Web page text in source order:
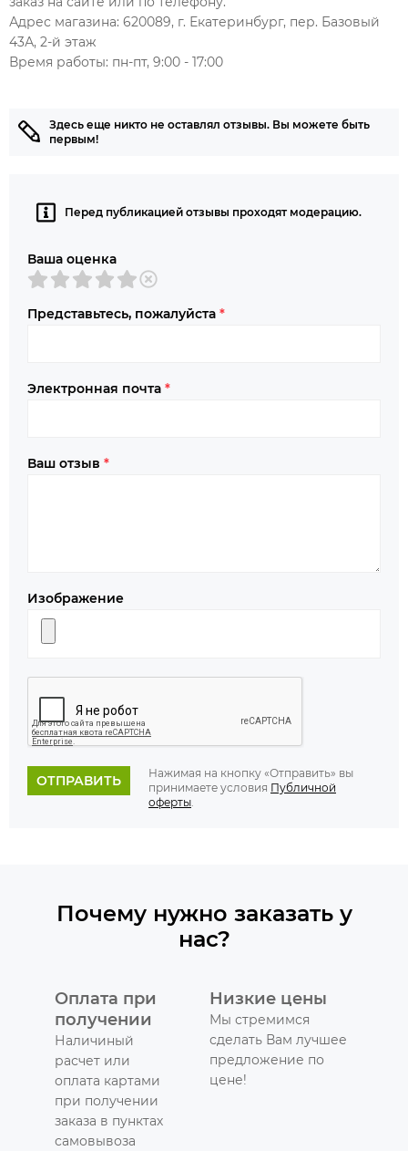
Адрес магазина: 620089, г. Екатеринбург, пер. Базовый
43А, 2-й этаж
Время работы: пн-пт, 9:00 - 17:00
Здесь еще никто не оставлял отзывы. Вы можете быть
первым!
Перед публикацией отзывы проходят модерацию.
Ваша оценка
Представьтесь, пожалуйста *
Электронная почта *
Ваш отзыв *
Изображение
ОТПРАВИТЬ
Нажимая на кнопку «Отправить» вы
принимаете условия Публичной
оферты
Почему нужно заказать у
нас?
Оплата при
получении
Наличиный
расчет или
оплата картами
при получении
заказа в пунктах
самовывоза
Низкие цены
Мы стремимся
сделать Вам лучшее
предложение по
цене!